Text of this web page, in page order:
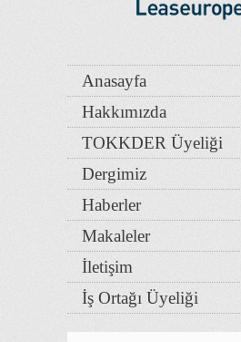
Anasayfa
Hakkımızda
TOKKDER Üyeliği
Dergimiz
Haberler
Makaleler
İletişim
İş Ortağı Üyeliği